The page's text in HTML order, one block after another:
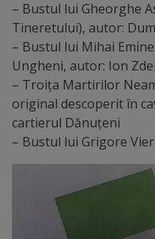
Buget
și
Taxe
locale
Strategii
și
programe
– Bustul lui Gheorghe
Tineretului), autor:
– Bustul lui Mihai
Ungheni, autor: Ion
– Troița Martirilor
original descoperit în
cartierul Dănuțeni
– Bustul lui Grigore